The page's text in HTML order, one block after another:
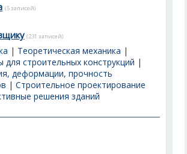
(5 записей)
(231 записей)
| Теоретическая механика |
для строительных конструкций |
деформации, прочность
|Строительное проектирование
решения зданий